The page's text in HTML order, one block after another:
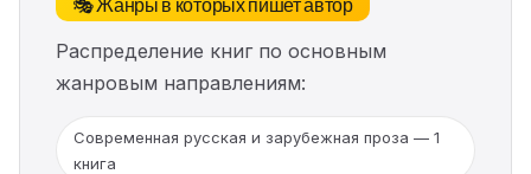
Распределение книг по основным
жанровым направлениям:
Современная русская и зарубежная проза — 1
книга